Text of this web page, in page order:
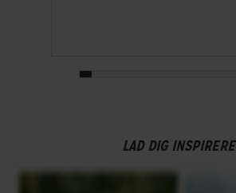
LAD DIG INSPIRERE